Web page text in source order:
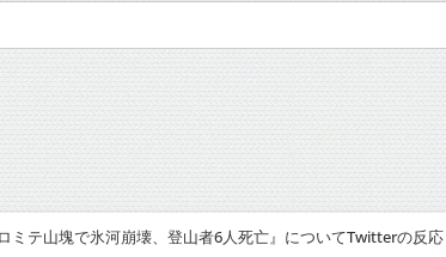
ミテ山塊で氷河崩壊、登山者6人死亡』についてTwitterの反応